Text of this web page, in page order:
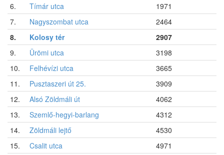
6.
Tímár utca
1971
7.
Nagyszombat utca
2464
8.
Kolosy tér
2907
9.
Ürömi utca
3198
10.
Felhévízi utca
3665
11.
Pusztaszeri út 25.
3909
12.
Alsó Zöldmáli út
4062
13.
Szemlő-hegyi-barlang
4312
14.
Zöldmáli lejtő
4530
15.
Csalit utca
4971